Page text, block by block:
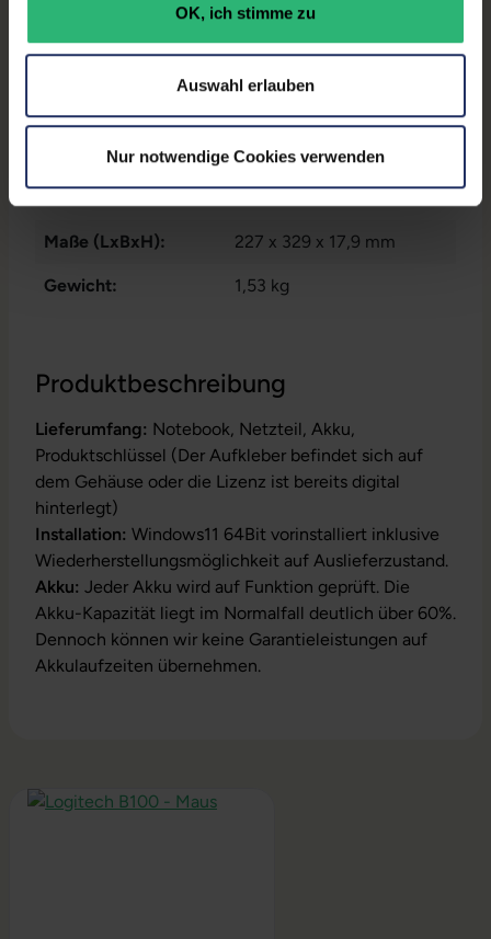
OK, ich stimme zu
Auswahl erlauben
Nur notwendige Cookies verwenden
Produktbeschreibung
Lieferumfang: Notebook, Netzteil, Akku,
Produktschlüssel (Der Aufkleber befindet sich auf
dem Gehäuse oder die Lizenz ist bereits digital
hinterlegt)
Installation: Windows11 64Bit vorinstalliert inklusive
Wiederherstellungsmöglichkeit auf Auslieferzustand.
Akku: Jeder Akku wird auf Funktion geprüft. Die
Akku-Kapazität liegt im Normalfall deutlich über 60%.
Dennoch können wir keine Garantieleistungen auf
Akkulaufzeiten übernehmen.
Datenspeicher: 250 GB SSD
16 GB DDR4
Prozessor:
Intel Core i5 1145G7 @ 2,6
GHz
Maße (LxBxH): 227 x 329 x 17,9 mm
Gewicht: 1,53 kg
Produktgalerie überspringen